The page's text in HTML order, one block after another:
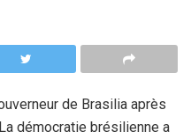
de Brasilia après
démocratie brésilienne a